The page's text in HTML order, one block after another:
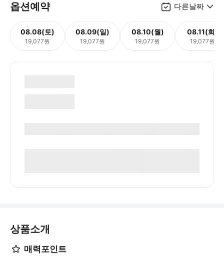
옵션예약 다른날짜
08.08(토)
19,077원
08.09(일)
19,077원
08.10(월)
19,077원
08.11(화)
19,077원
상품소개
매력포인트